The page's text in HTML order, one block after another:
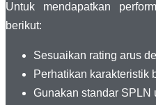
Untuk mendapatkan
berikut:
Sesuaikan rating arus
Perhatikan karakteristik
Gunakan standar SPLN